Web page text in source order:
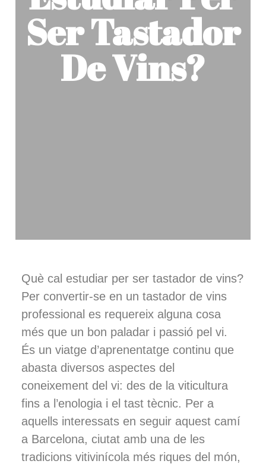
Ser Tastador
De Vins?
Què cal estudiar per ser tastador de vins?
Per convertir-se en un tastador de vins
professional es requereix alguna cosa
més que un bon paladar i passió pel vi.
És un viatge d’aprenentatge continu que
abasta diversos aspectes del
coneixement del vi: des de la viticultura
fins a l’enologia i el tast tècnic. Per a
aquells interessats en seguir aquest camí
a Barcelona, ​​ciutat amb una de les
tradicions vitivinícola més riques del món,